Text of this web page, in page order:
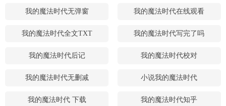
我的魔法时代无弹窗 我的魔法时代在线观看
我的魔法时代全文TXT 我的魔法时代写完了吗
我的魔法时代后记 我的魔法时代校对
我的魔法时代无删减 小说我的魔法时代
我的魔法时代 下载 我的魔法时代知乎